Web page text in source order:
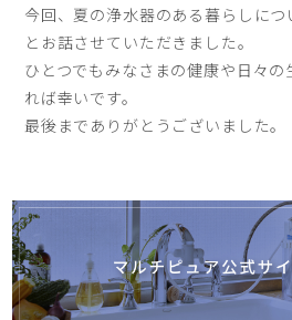
今回、夏の浄水器のある暮らしに
とお話させていただきました。
ひとつでもみなさまの健康や日々
れば幸いです。
最後までありがとうございました。